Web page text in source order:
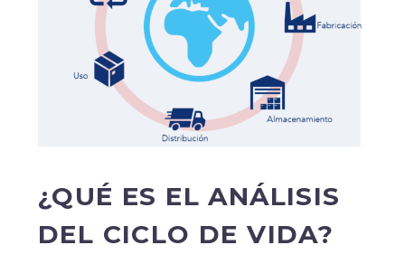
¿QUÉ ES EL ANÁLISIS
DEL CICLO DE VIDA?